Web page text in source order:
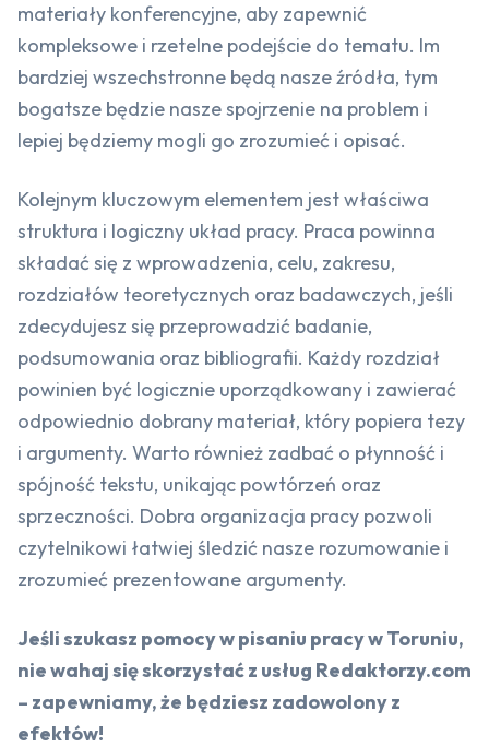
materiały konferencyjne, aby zapewnić
kompleksowe i rzetelne podejście do tematu. Im
bardziej wszechstronne będą nasze źródła, tym
bogatsze będzie nasze spojrzenie na problem i
lepiej będziemy mogli go zrozumieć i opisać.
Kolejnym kluczowym elementem jest właściwa
struktura i logiczny układ pracy. Praca powinna
składać się z wprowadzenia, celu, zakresu,
rozdziałów teoretycznych oraz badawczych, jeśli
zdecydujesz się przeprowadzić badanie,
podsumowania oraz bibliografii. Każdy rozdział
powinien być logicznie uporządkowany i zawierać
odpowiednio dobrany materiał, który popiera tezy
i argumenty. Warto również zadbać o płynność i
spójność tekstu, unikając powtórzeń oraz
sprzeczności. Dobra organizacja pracy pozwoli
czytelnikowi łatwiej śledzić nasze rozumowanie i
zrozumieć prezentowane argumenty.
Jeśli szukasz pomocy w pisaniu pracy w Toruniu,
nie wahaj się skorzystać z usług Redaktorzy.com
– zapewniamy, że będziesz zadowolony z
efektów!